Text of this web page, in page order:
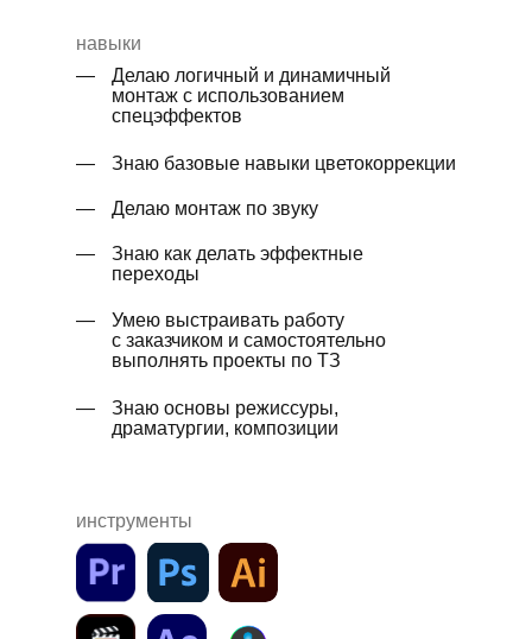
Делаю логичный и динамичный
монтаж с использованием
спецэффектов
—
Знаю базовые навыки цветокоррекции
—
Делаю монтаж по звуку
—
Знаю как делать эффектные
переходы
—
Умею выстраивать работу
с заказчиком и самостоятельно
выполнять проекты по ТЗ
—
Знаю основы режиссуры,
драматургии, композиции
—
инструменты
навыки